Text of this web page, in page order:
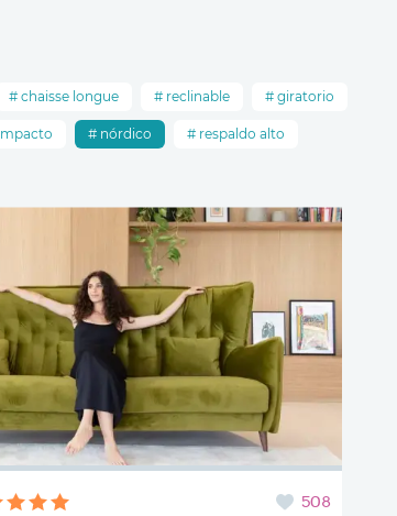
chaisse longue reclinable giratorio
nórdico respaldo alto
508